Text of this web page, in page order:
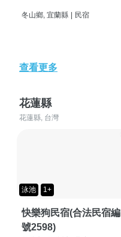
冬山鄉, 宜蘭縣 民宿
查看更多
花蓮縣
花蓮縣, 台灣
泳池 1+
快樂狗民宿(合法民宿編
號2598)